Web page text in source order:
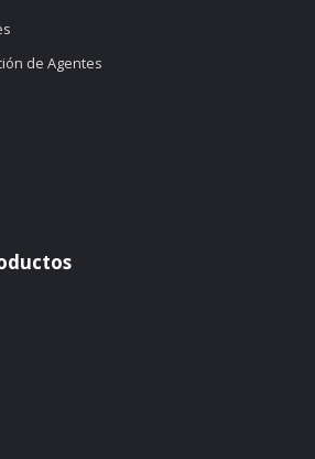
de Agentes